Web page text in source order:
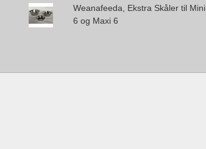
Weanafeeda, Ekstra Skåler til Mini
6 og Maxi 6